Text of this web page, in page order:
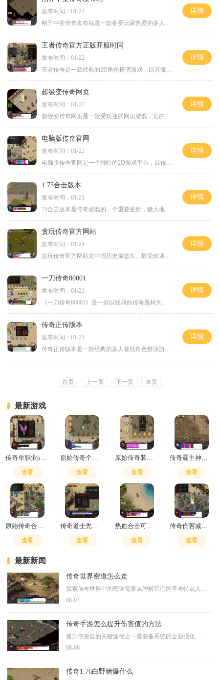
发布时间：01-22
刚开中变传奇发布站是一款备受玩家热爱的多人在线角色扮演游戏。游戏提供了广阔的虚拟世界，玩家可以在这个世界中扮演不同的角色，探索各种未知的冒险与挑战。下面将为大家介
详情
王者传奇官方正版开服时间
发布时间：01-22
王者传奇是一款经典的2D角色扮演游戏，以其激烈的万人在线对战和玩家间的互动而闻名。官方正版开服时间已经确定，游戏将于近期开启，让我们一起看看这款游戏的玩法介绍吧！王者
详情
超级变传奇网页
发布时间：01-22
超级变传奇网页是一款受欢迎的网页游戏，它的玩法多样化且引人入胜。无论你是职业玩家还是新手，这款游戏都能够为你带来无穷乐趣。超级变传奇网页游戏为玩家提供了多种职业选
详情
电脑版传奇官网
发布时间：01-22
电脑版传奇官网是一个独特的2D游戏平台，以传奇这款经典的角色扮演游戏为主题。作为一款万人在线的游戏，它吸引了无数玩家参与成为了一种全球性的玩家互动盛宴。在这个游戏中，
详情
1.75合击版本
发布时间：01-21
75合击版本是传奇游戏的一个重要更新，极大地丰富了游戏内容，让玩家们可以体验到更多的乐趣和刺激。传奇游戏是一款经典的2D游戏，充满了浓厚的角色扮演元素，不仅可以让玩家体
详情
贪玩传奇官方网站
发布时间：01-21
贪玩传奇官方网站是中国历史最悠久、最受欢迎的一款网络游戏。它以其独特的游戏玩法和丰富多样的游戏内容吸引了无数玩家的关注和喜爱。在贪玩传奇官方网站上，玩家可以体验到
详情
一刀传奇80001
发布时间：01-21
《一刀传奇80001》是一款以经典的传奇题材为背景的网络游戏。作为这个系列的最新作品，游戏在保留传奇系列经典元素的基础上，进行了一系列的创新和升级。玩家可以体验到熟悉而又
详情
传奇正传版本
发布时间：01-21
传奇正传版本是一款经典的多人在线角色扮演游戏。在这个游戏中，玩家将扮演不同的职业角色，探索广阔的游戏世界，完成各种任务、打怪升级、获取装备、PK对战等。下面将详细介绍
详情
首页 上一页 下一页 末页
最新游戏
传奇单职业pk手法
查看
原始传奇个人副本有几个
查看
原始传奇装备怎么融合
查看
传奇霸主神器合成技巧攻略
查看
原始传奇合成绿玉屠龙怎么获得的
查看
传奇道士先升级毒还是狗
查看
热血合击可以搬砖吗
查看
传奇伤害减免怎么计算
查看
最新新闻
传奇世界密道怎么走
08-07
传奇手游怎么提升伤害值的方法
08-06
传奇1.76白野猪爆什么